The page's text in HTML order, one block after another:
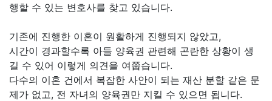
행할 수 있는 변호사를 찾고 있습니다.
기존에 진행한 이혼이 원활하게 진행되지 않았고,
시간이 경과할수록 아들 양육권 관련해 곤란한 상황이 생
길 수 있어 이렇게 의견을 여쭙습니다.
다수의 이혼 건에서 복잡한 사안이 되는 재산 분할 같은 문
제가 없고, 전 자녀의 양육권만 지킬 수 있으면 됩니다.